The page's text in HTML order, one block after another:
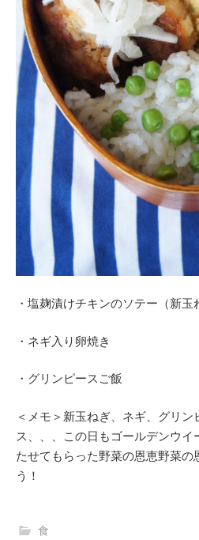
・塩麹漬けチキンのソテー（新玉
・ネギ入り卵焼き
・グリンピースご飯
＜メモ＞新玉ねぎ、ネギ、グリン
ス、、、この日もゴールデンウ
たせてもらった野菜の恩恵野菜の
う！
食